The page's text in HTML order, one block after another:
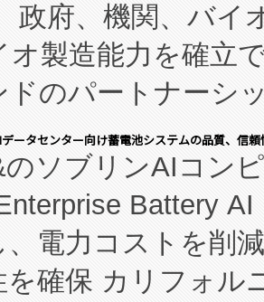
政府、機関、バイ
オ製造能力を確立
ドのパートナーシ
。 同社の実績ある
(FCCM™) プ
バイオ医薬品製造
ッドバッチ施設の
サプライチェーン
ータセンター向け蓄電池システムの品質、信
のソブリンAIコン
Enterprise Battery
、電力コストを削
を確保 カリフォル